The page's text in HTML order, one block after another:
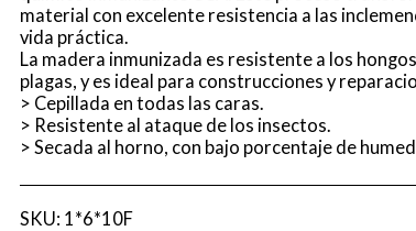
material con excelente resistencia a las
vida práctica.
La madera inmunizada es resistente a los
plagas, y es ideal para construcciones y
> Cepillada en todas las caras.
> Resistente al ataque de los insectos.
> Secada al horno, con bajo porcentaje de
SKU: 1*6*10F